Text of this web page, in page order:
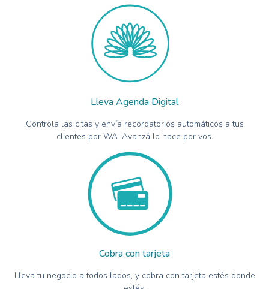
Lleva Agenda Digital
Controla las citas y envía recordatorios automáticos a tus
clientes por WA. Avanzá lo hace por vos.
Cobra con tarjeta
Lleva tu negocio a todos lados, y cobra con tarjeta estés donde